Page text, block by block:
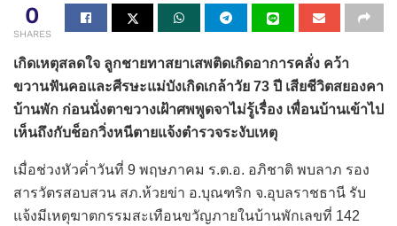
0
SHARES
เกิดเหตุสลดใจ ลูกชายทาสยาเสพติดเกิดอาการคลั่ง คว้า
ขวานฟันคอและศีรษะแม่บังเกิดเกล้าวัย 73 ปี เสียชีวิตสยองคา
บ้านพัก ก่อนนั่งตาขวางเฝ้าศพพูดจาไม่รู้เรื่อง เพื่อนบ้านเข้าไป
เห็นถึงกับช็อกวิ่งหนีตายแจ้งตำรวจระงับเหตุ
เมื่อช่วงหัวค่ำวันที่ 9 พฤษภาคม ร.ต.อ. อภิชาติ พบลาภ รอง
สารวัตรสอบสวน สภ.ห้วยข่า อ.บุณฑริก จ.อุบลราชธานี รับ
แจ้งมีเหตุฆาตกรรมสะเทือนขวัญภายในบ้านพักเลขที่ 142